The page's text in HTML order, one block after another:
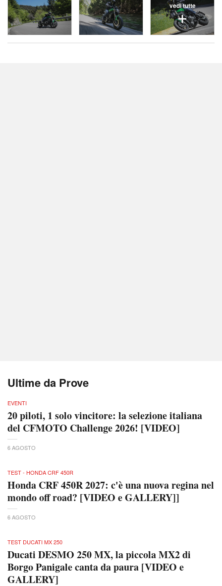
vedi tutte
Ultime da Prove
EVENTI
20 piloti, 1 solo vincitore: la selezione italiana
del CFMOTO Challenge 2026! [VIDEO]
6 AGOSTO
TEST - HONDA CRF 450R
Honda CRF 450R 2027: c'è una nuova regina nel
mondo off road? [VIDEO e GALLERY]]
6 AGOSTO
TEST DUCATI MX 250
Ducati DESMO 250 MX, la piccola MX2 di
Borgo Panigale canta da paura [VIDEO e
GALLERY]